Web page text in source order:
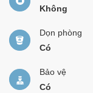
Không
Dọn phòng
Có
Bảo vệ
Có